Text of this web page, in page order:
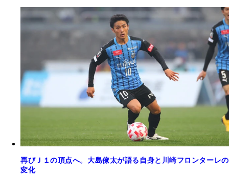
再びＪ１の頂点へ。大島僚太が語る自身と川崎フロンターレの
変化